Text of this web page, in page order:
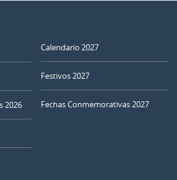
2026
Calendario 2027
Festivos 2027
Fechas Conmemorativas 2027